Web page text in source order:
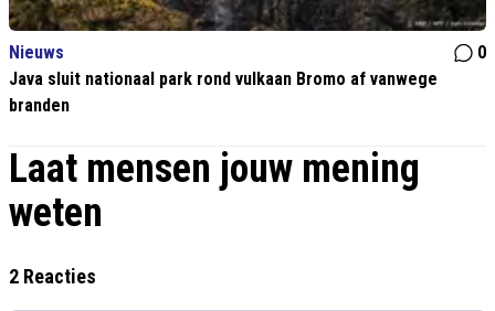
Nieuws
0
Java sluit nationaal park rond vulkaan Bromo af vanwege
branden
Laat mensen jouw mening
weten
2 Reacties